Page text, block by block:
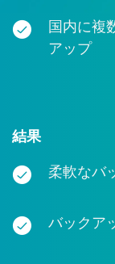
国内に複
アップ
結果
柔軟なバ
バックア